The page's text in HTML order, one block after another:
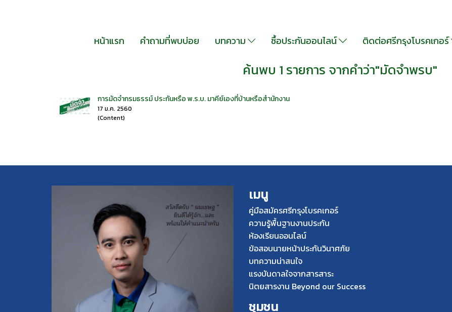
หน้าแรก คำถามที่พบบ่อย บทความ ซื้อประกันออนไลน์ ติดต่อศรีกรุงโบรคเกอร์
ค้นพบ 1 รายการ จากคำว่า"มัดจำพรบ"
การมัดจำกรมธรรม์ ประกันหรือ พ.ร.บ. มาคีย์เองที่บ้านหรือสำนักงาน
17 ม.ค. 2560
(Content)
เมนู
คู่มือสมัครศรีกรุงโบรคเกอร์
ความรู้พื้นฐานงานประกัน
ห้องเรียนออนไลน์
ข้อสอบนายหน้าประกันวินาศภัย
บทความน่าสนใจ
แรงบันดาลใจจากสารสาระ
นิตยสารงาน Beyond our Success
ชุมชน